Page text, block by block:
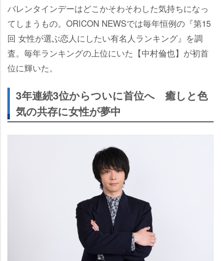
バレンタインデーはどこかそわそわした気持ちになっ
てしまうもの。ORICON NEWSでは毎年恒例の『第15
回 女性が選ぶ恋人にしたい有名人ランキング』を調
査。毎年ランキングの上位にいた【中村倫也】が初首
位に輝いた。
3年連続3位からついに首位へ 癒しと色
気の共存に女性が夢中